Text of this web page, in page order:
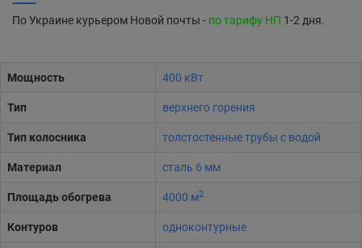
По Украине курьером Новой почты - по тарифу НП 1-2 дня.
Мощность 400 кВт
Тип верхнего горения
Тип колосника толстостенные трубы с водой
Материал сталь 6 мм
Площадь обогрева 4000 м2
Контуров одноконтурные